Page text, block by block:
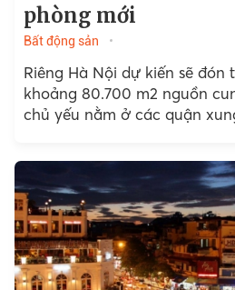
phòng mới
Bất động sản
Riêng Hà Nội dự kiến sẽ đón
khoảng 80.700 m2 nguồn
chủ yếu nằm ở các quận